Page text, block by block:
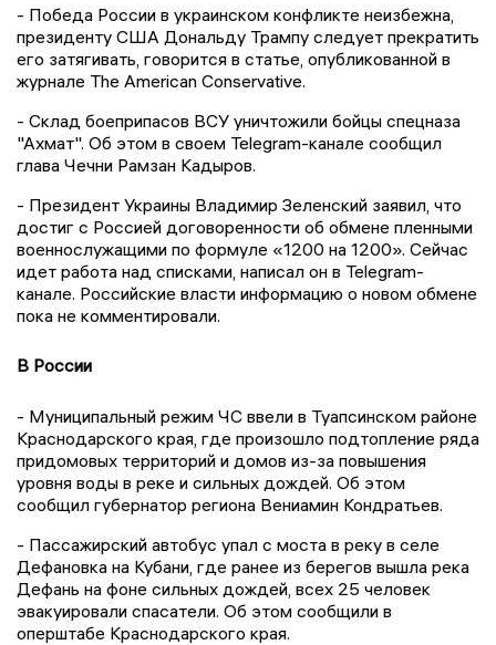
- Победа России в украинском конфликте неизбежна,
президенту США Дональду Трампу следует прекратить
его затягивать, говорится в статье, опубликованной в
журнале The American Conservative.
- Склад боеприпасов ВСУ уничтожили бойцы спецназа
"Ахмат". Об этом в своем Telegram-канале сообщил
глава Чечни Рамзан Кадыров.
- Президент Украины Владимир Зеленский заявил, что
достиг с Россией договоренности об обмене пленными
военнослужащими по формуле «1200 на 1200». Сейчас
идет работа над списками, написал он в Telegram-
канале. Российские власти информацию о новом обмене
пока не комментировали.
В России
- Муниципальный режим ЧС ввели в Туапсинском районе
Краснодарского края, где произошло подтопление ряда
придомовых территорий и домов из-за повышения
уровня воды в реке и сильных дождей. Об этом
сообщил губернатор региона Вениамин Кондратьев.
- Пассажирский автобус упал с моста в реку в селе
Дефановка на Кубани, где ранее из берегов вышла река
Дефань на фоне сильных дождей, всех 25 человек
эвакуировали спасатели. Об этом сообщили в
оперштабе Краснодарского края.